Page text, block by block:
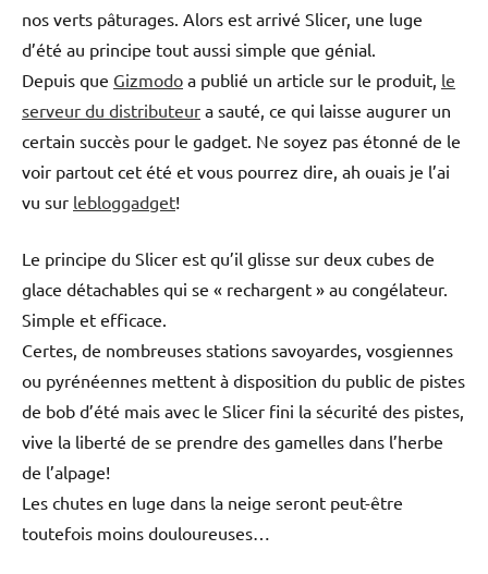
nos verts pâturages. Alors est arrivé Slicer, une luge
d’été au principe tout aussi simple que génial.
Depuis que Gizmodo a publié un article sur le produit, le
serveur du distributeur a sauté, ce qui laisse augurer un
certain succès pour le gadget. Ne soyez pas étonné de le
voir partout cet été et vous pourrez dire, ah ouais je l’ai
vu sur lebloggadget!
Le principe du Slicer est qu’il glisse sur deux cubes de
glace détachables qui se « rechargent » au congélateur.
Simple et efficace.
Certes, de nombreuses stations savoyardes, vosgiennes
ou pyrénéennes mettent à disposition du public de pistes
de bob d’été mais avec le Slicer fini la sécurité des pistes,
vive la liberté de se prendre des gamelles dans l’herbe
de l’alpage!
Les chutes en luge dans la neige seront peut-être
toutefois moins douloureuses…